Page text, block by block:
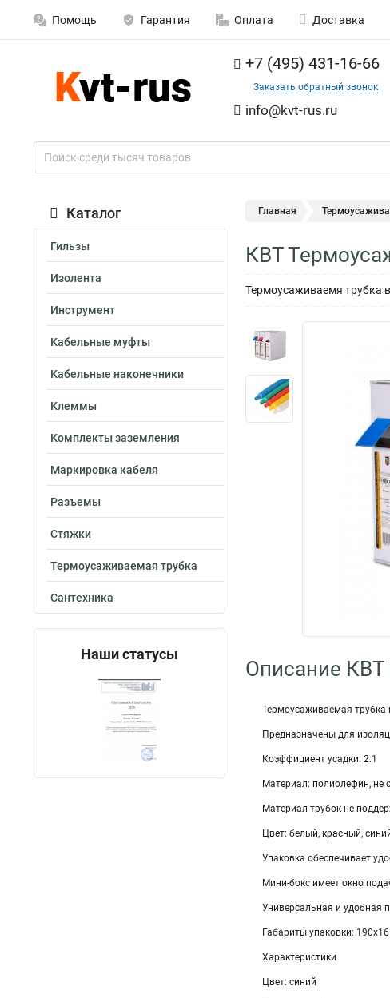
Помощь Гарантия Оплата Доставка
+7 (495) 431-16-66
Заказать обратный звонок
info@kvt-rus.ru
Каталог
Гильзы
Изолента
Инструмент
Кабельные муфты
Кабельные наконечники
Клеммы
Комплекты заземления
Маркировка кабеля
Разъемы
Стяжки
Термоусаживаемая трубка
Сантехника
Наши статусы
Главная
КВТ
Термоусаживаемя трубка
Описание КВТ
Термоусаживаемая трубка
Предназначены для
Коэффициент усадки: 2:1
Материал: полиолефин, не
Материал трубок не
Цвет: белый, красный,
Упаковка обеспечивает
Мини-бокс имеет окно
Универсальная и удобная
Габариты упаковки:
Характеристики
Цвет: синий